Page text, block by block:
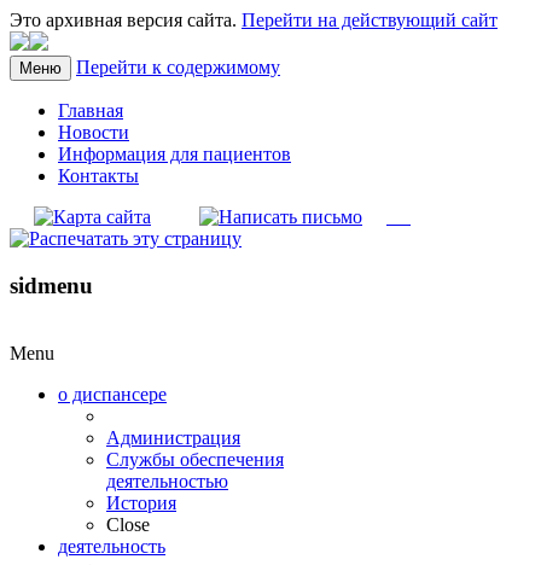
Это архивная версия сайта. Перейти на действующий сайт
Меню Перейти к содержимому
Главная
Новости
Информация для пациентов
Контакты
sidmenu
Menu
о диспансере
Администрация
Службы обеспечения
деятельностью
История
Close
деятельность